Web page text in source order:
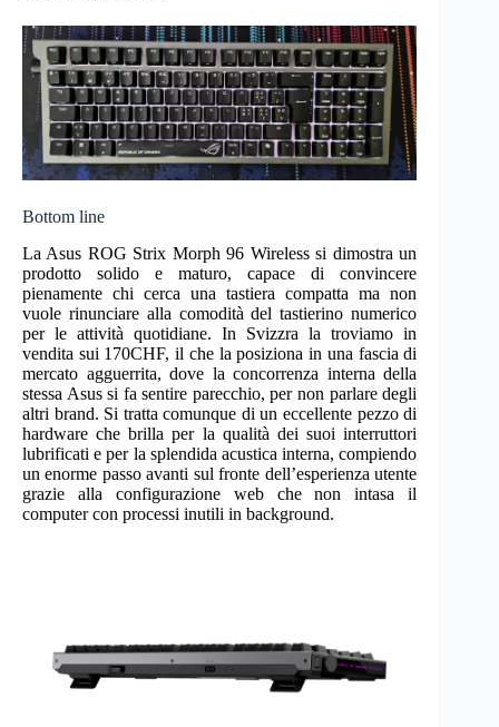
Bottom line
La Asus ROG Strix Morph 96 Wireless si dimostra un
prodotto solido e maturo, capace di convincere
pienamente chi cerca una tastiera compatta ma non
vuole rinunciare alla comodità del tastierino numerico
per le attività quotidiane. In Svizzra la troviamo in
vendita sui 170CHF, il che la posiziona in una fascia di
mercato agguerrita, dove la concorrenza interna della
stessa Asus si fa sentire parecchio, per non parlare degli
altri brand. Si tratta comunque di un eccellente pezzo di
hardware che brilla per la qualità dei suoi interruttori
lubrificati e per la splendida acustica interna, compiendo
un enorme passo avanti sul fronte dell’esperienza utente
grazie alla configurazione web che non intasa il
computer con processi inutili in background.